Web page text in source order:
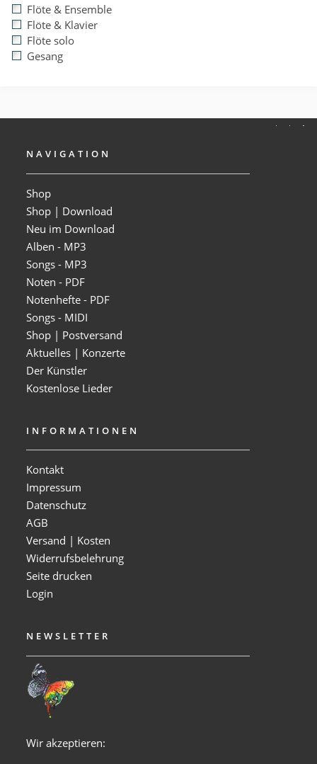
Flöte & Ensemble
Flöte & Klavier
Flöte solo
Gesang
NAVIGATION
Shop
Shop | Download
Neu im Download
Alben - MP3
Songs - MP3
Noten - PDF
Notenhefte - PDF
Songs - MIDI
Shop | Postversand
Aktuelles | Konzerte
Der Künstler
Kostenlose Lieder
INFORMATIONEN
Kontakt
Impressum
Datenschutz
AGB
Versand | Kosten
Widerrufsbelehrung
Seite drucken
Login
NEWSLETTER
Wir akzeptieren: